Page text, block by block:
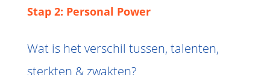
Stap 2: Personal Power
Wat is het verschil tussen, talenten,
sterkten & zwakten?